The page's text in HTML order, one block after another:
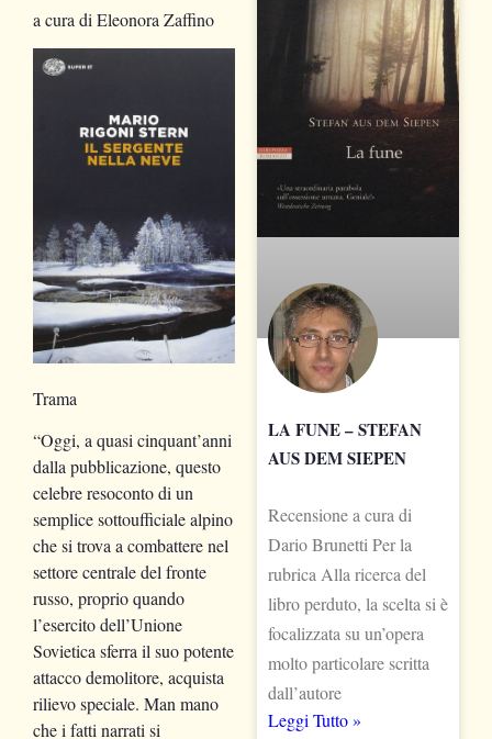
a cura di Eleonora Zaffino
Trama
“Oggi, a quasi cinquant’anni
dalla pubblicazione, questo
celebre resoconto di un
semplice sottoufficiale alpino
che si trova a combattere nel
settore centrale del fronte
russo, proprio quando
l’esercito dell’Unione
Sovietica sferra il suo potente
attacco demolitore, acquista
rilievo speciale. Man mano
che i fatti narrati si
LA FUNE – STEFAN
AUS DEM SIEPEN
Recensione a cura di
Dario Brunetti Per la
rubrica Alla ricerca del
libro perduto, la scelta si è
focalizzata su un’opera
molto particolare scritta
dall’autore
Leggi Tutto »